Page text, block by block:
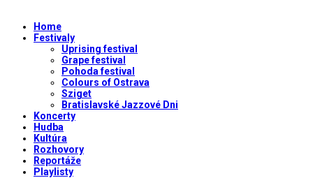
Home
Festivaly
Uprising festival
Grape festival
Pohoda festival
Colours of Ostrava
Sziget
Bratislavské Jazzové Dni
Koncerty
Hudba
Kultúra
Rozhovory
Reportáže
Playlisty